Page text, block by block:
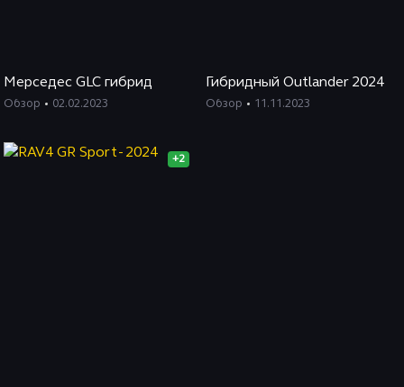
Мерседес GLC гибрид
Обзор 02.02.2023
Гибридный Outlander 2024
Обзор 11.11.2023
+2